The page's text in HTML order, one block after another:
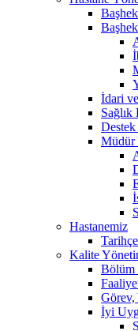
İdari
Müdür
Hastanemiz
Kalite
Bölüm
İyi